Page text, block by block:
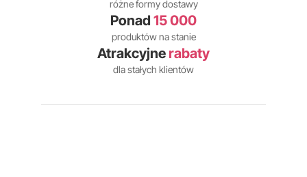
różne formy dostawy
Ponad 15 000
produktów na stanie
Atrakcyjne rabaty
dla stałych klientów